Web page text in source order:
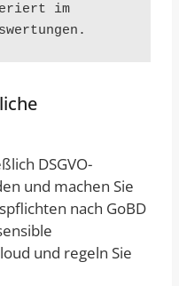
im
DSGVO-
und machen Sie
nach GoBD
und regeln Sie